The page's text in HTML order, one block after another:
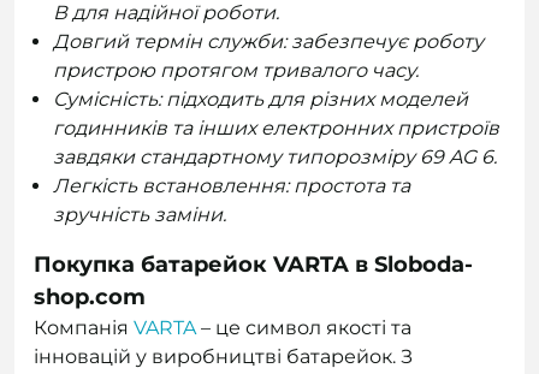
В для надійної роботи.
Довгий термін служби: забезпечує роботу
пристрою протягом тривалого часу.
Сумісність: підходить для різних моделей
годинників та інших електронних пристроїв
завдяки стандартному типорозміру 69 AG 6.
Легкість встановлення: простота та
зручність заміни.
Покупка батарейок VARTA в Sloboda-
shop.com
Компанія VARTA– це символ якості та
інновацій у виробництві батарейок. З